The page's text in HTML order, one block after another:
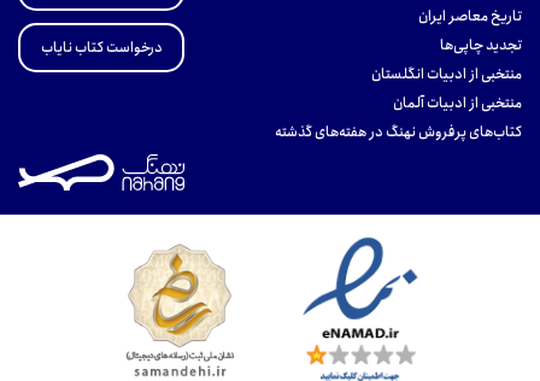
تاریخ معاصر ایران
تجدید چاپی‌ها
منتخبی از ادبیات انگلستان
منتخبی از ادبیات آلمان
کتاب‌های پرفروش نهنگ در هفته‌های گذشته
درخواست کتاب نایاب